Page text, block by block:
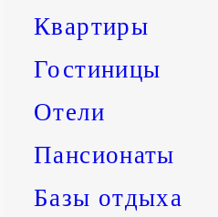
Квартиры
Гостиницы
Отели
Пансионаты
Базы отдыха